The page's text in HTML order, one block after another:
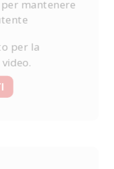
mantenere
per la